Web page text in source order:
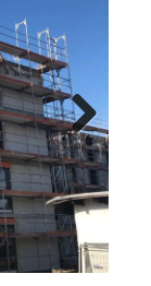
Next